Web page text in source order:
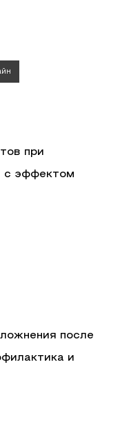
при
с эффектом
после
и